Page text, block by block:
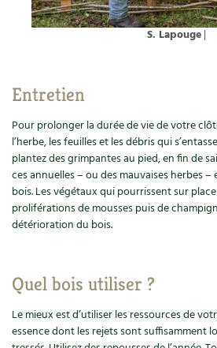
S. Lapouge|
Entretien
Pour prolonger la durée de vie de votre
l’herbe, les feuilles et les débris qui
plantez des grimpantes au pied, en fin de
ces annuelles – ou des mauvaises herbes
bois. Les végétaux qui pourrissent sur
proliférations de mousses puis de
détérioration du bois.
Quel bois utiliser ?
Le mieux est d’utiliser les ressources de
essence dont les rejets sont suffisamment